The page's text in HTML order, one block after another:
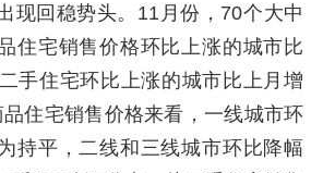
现回稳势头。11月份，70个大中
住宅销售价格环比上涨的城市比
手住宅环比上涨的城市比上月增
住宅销售价格来看，一线城市环
持平，二线和三线城市环比降幅